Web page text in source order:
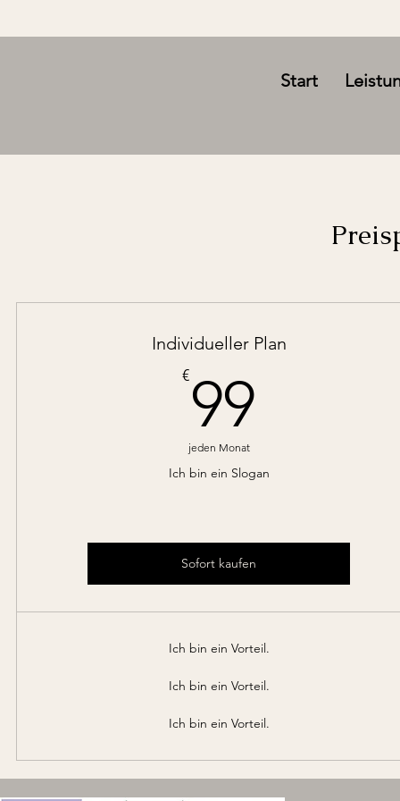
Start
Individueller Plan
€99
jeden Monat
Ich bin ein Slogan
Sofort kaufen
Ich bin ein Vorteil.
Ich bin ein Vorteil.
Ich bin ein Vorteil.